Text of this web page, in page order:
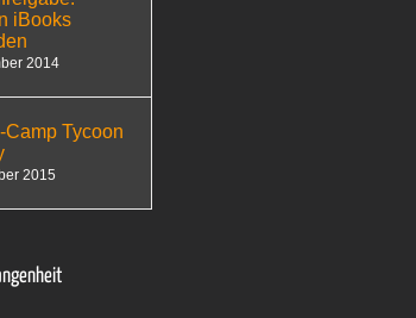
iBooks
2014
Camp Tycoon
2015